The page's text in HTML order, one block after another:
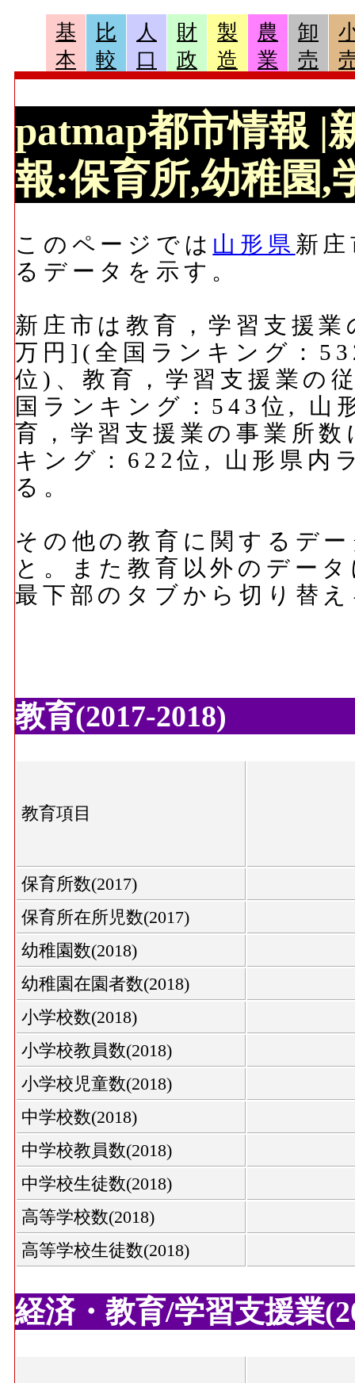
基
本
比
較
人
口
財
政
製
造
農
業
卸
売
patmap都市情報 |
報:保育所,幼稚園,
このページでは 山形県 新
るデータを示す。
新庄市は教育，学習支援
万円](全国ランキング：
位)、教育，学習支援業の
国ランキング：543位, 山
育，学習支援業の事業所
キング：622位, 山形県内
る。
その他の教育に関するデ
と。また教育以外のデー
最下部のタブから切り替
教育(2017-2018)
教育項目
保育所数(2017)
保育所在所児数(2017)
幼稚園数(2018)
幼稚園在園者数(2018)
小学校数(2018)
小学校教員数(2018)
小学校児童数(2018)
中学校数(2018)
中学校教員数(2018)
中学校生徒数(2018)
高等学校数(2018)
高等学校生徒数(2018)
経済・教育/学習支援業